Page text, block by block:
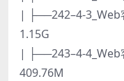
| ├──242–4-
1.15G
| ├──243–4-
409.76M